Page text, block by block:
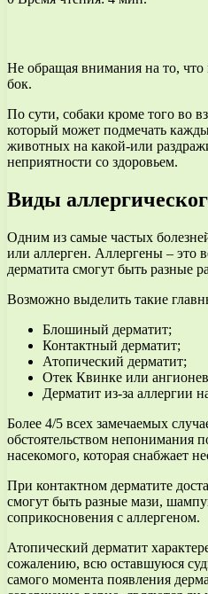
Не обращая внимания на то,
бок.
По сути, собаки кроме того во
который может подмечать
животных на какой-или
неприятности со здоровьем.
Виды
Одним из самые частых
или аллерген. Аллергены – это
дерматита смогут быть разные
Возможно выделить такие
Блошиный дерматит;
Контактный дерматит;
Атопический дерматит;
Отек Квинке или
Дерматит из-за аллергии
Более 4/5 всех замечаемых
обстоятельством непонимания
насекомого, которая снабжает
При контактном дерматите
смогут быть разные мази,
соприкосновения с аллергеном.
Атопический дерматит
сожалению, всю оставшуюся
самого момента появления